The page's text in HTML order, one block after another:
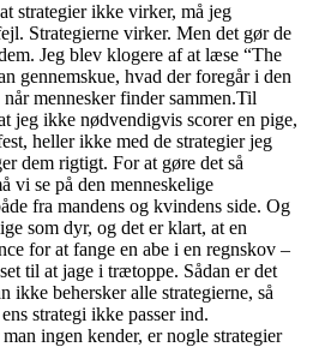
strategier ikke virker, må jeg
Strategierne virker. Men det gør de
Jeg blev klogere af at læse “The
gennemskue, hvad der foregår i den
mennesker finder sammen.Til
jeg ikke nødvendigvis scorer en pige,
heller ikke med de strategier jeg
dem rigtigt. For at gøre det så
vi se på den menneskelige
fra mandens og kvindens side. Og
som dyr, og det er klart, at en
for at fange en abe i en regnskov –
til at jage i trætoppe. Sådan er det
ikke behersker alle strategierne, så
strategi ikke passer ind.
ingen kender, er nogle strategier